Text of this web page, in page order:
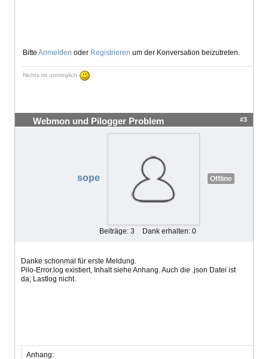
Bitte Anmelden oder Registrieren um der Konversation beizutreten.
Nichts ist unmöglich
Webmon und Pilogger Problem #3
sope Offline
Beiträge: 3 Dank erhalten: 0
Danke schonmal für erste Meldung.
Pilo-Error.log existiert, Inhalt siehe Anhang. Auch die .json Datei ist
da, Lastlog nicht.
Anhang: